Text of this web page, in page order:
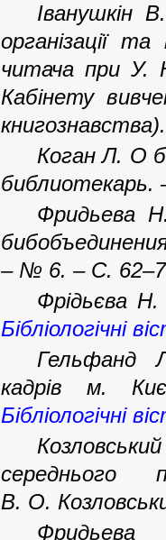
Іванушкін
організації
читача при У.
Кабінету
Коган Л. О
Фридьева
– № 6. – С.
Фрідьєва Н.
Бібліологічні
Гельфанд
кадрів м.
Бібліологічні
середнього
В. О.